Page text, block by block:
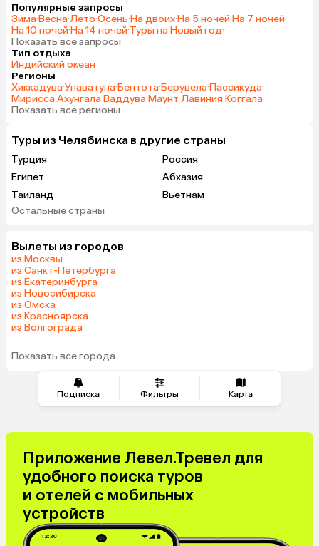
Подписка Фильтры Карта
Популярные запросы
Зима·Весна·Лето·Осень·На двоих·На 5 ночей·На 7 ночей·
На 10 ночей·На 14 ночей·Туры на Новый год·
Показать все запросы
Тип отдыха
Индийский океан
Регионы
Хиккадува·Унаватуна·Бентота·Берувела·Пассикуда·
Мирисса·Ахунгала·Ваддува·Маунт Лавиния·Коггала·
Показать все регионы
Туры из Челябинска в другие страны
Турция
Россия
Египет
Абхазия
Таиланд
Вьетнам
ОАЭ
Саудовская Аравия
Остальные страны
Вылеты из городов
из Москвы
из Санкт-Петербурга
из Екатеринбурга
из Новосибирска
из Омска
из Красноярска
из Волгограда
Показать все города
Приложение Левел.Тревел для
удобного поиска туров
и отелей с мобильных
устройств